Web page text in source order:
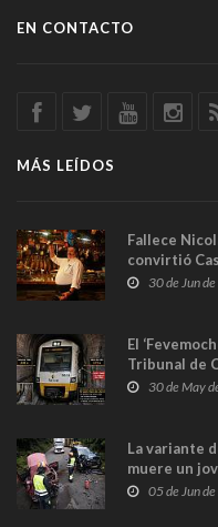
EN CONTACTO
MÁS LEÍDOS
Fallece
convirtió
en Madrid
30 de Jun
El
Tribunal de
sobrecoste
30 de May
La variante
muere un
frontal
05 de Jun